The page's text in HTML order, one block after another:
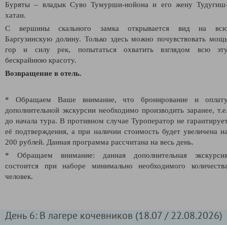
Буряты – владык Суво Тумурши-нойона и его жену
хатан.
С вершины скального замка открывается вид на
Баргузинскую долину. Только здесь можнопочувствовать
гор и силу рек, попытаться охватить взглядом всю
бескрайнюю красоту.
Возвращение в отель.
* Обращаем Ваше внимание, что бронирование и
дополнительной экскурсии необходимо производить заранее,
до начала тура. В противном случае Туроператор не
её подтверждения, а при наличии стоимость будет увеличена
200 рублей. Данная программа рассчитана на весь день.
* Обращаем внимание: данная дополнительная
состоится при наборе минимально необходимого
человек.
День 6: В лагере кочевников (18.07 / 22.08.2026)